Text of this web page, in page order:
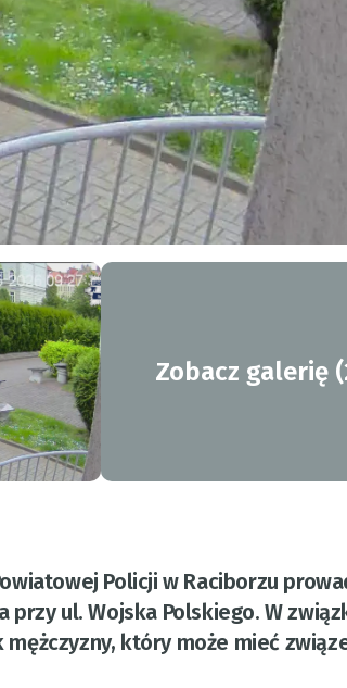
Zobacz galerię
Policji w Raciborzu
ul. Wojska Polskiego. W
który może mieć